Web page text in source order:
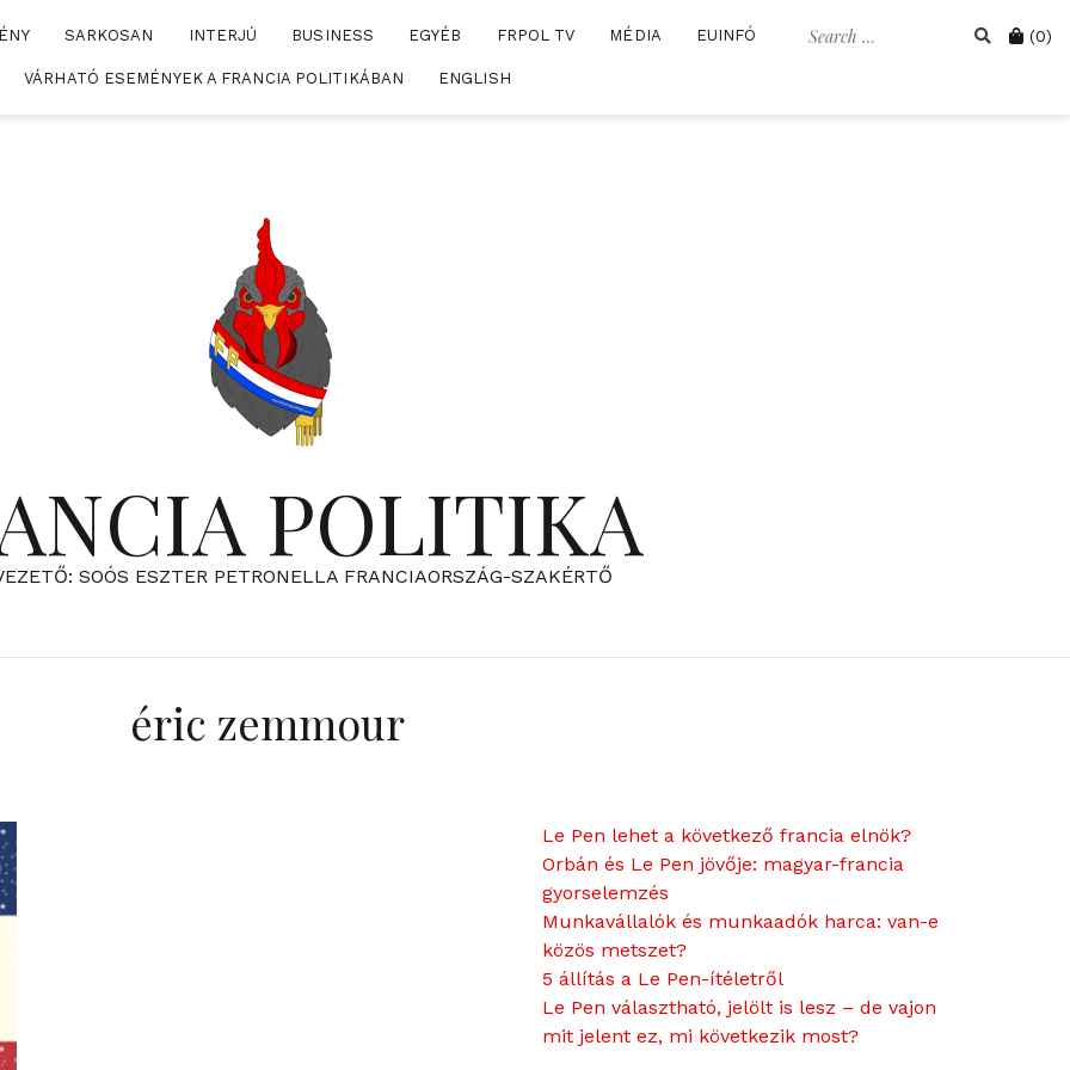
Search Cart
(0)
SARKOSAN INTERJÚ BUSINESS EGYÉB FRPOL TV MÉDIA EUINFÓ
VÁRHATÓ ESEMÉNYEK A FRANCIA POLITIKÁBAN ENGLISH
POLITIKA
SOÓS ESZTER PETRONELLA FRANCIAORSZÁG-SZAKÉRTŐ
éric zemmour
Le Pen lehet a következő francia elnök?
Orbán és Le Pen jövője: magyar-francia
gyorselemzés
Munkavállalók és munkaadók harca: van-e
közös metszet?
5 állítás a Le Pen-ítéletről
Le Pen választható, jelölt is lesz – de vajon
mit jelent ez, mi következik most?